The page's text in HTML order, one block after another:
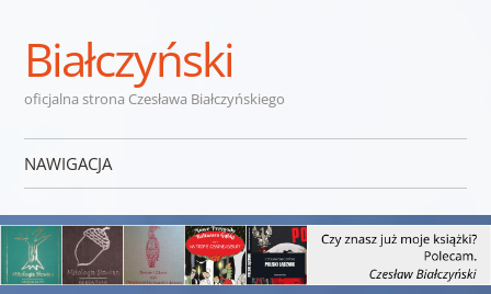
Białczyński
oficjalna strona Czesława Białczyńskiego
NAWIGACJA